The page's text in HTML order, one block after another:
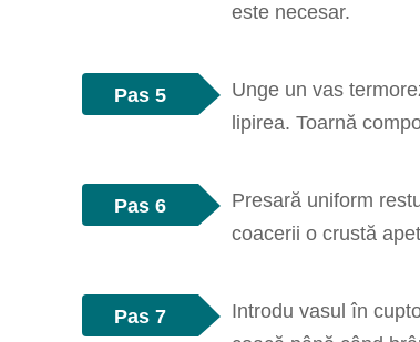
este necesar.
Pas 5
Unge un vas
lipirea. Toarnă
Pas 6
Presară uniform
coacerii o crustă
Pas 7
Introdu vasul în